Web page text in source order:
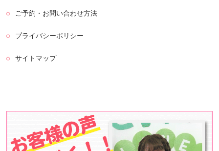
ご予約・お問い合わせ方法
プライバシーポリシー
サイトマップ